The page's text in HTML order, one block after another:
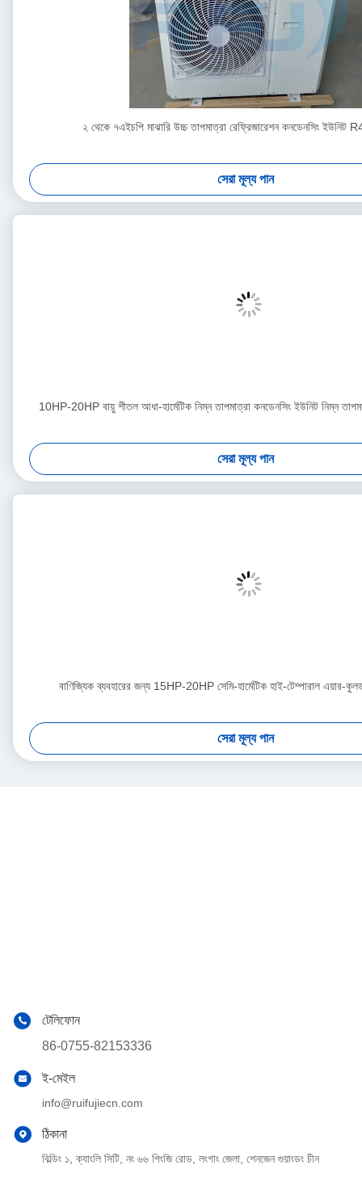
২ থেকে ৭এইচপি মাঝারি উচ্চ তাপমাত্রা রেফ্রিজারেশন কনডেনসিং
সেরা মূল্য পান
10HP-20HP বায়ু শীতল আধা-হার্মেটিক নিম্ন তাপমাত্রা কনডেনসিং ইউনিট নিম্ন
সেরা মূল্য পান
বাণিজ্যিক ব্যবহারের জন্য 15HP-20HP সেমি-হার্মেটিক হাই-টেম্পারাল এয়ার-
সেরা মূল্য পান
টেলিফোন
86-0755-82153336
ই-মেইল
info@ruifujiecn.com
ঠিকানা
বিল্ডিং ১, ক্যাংলি সিটি, নং ৬৬ পিংজি রোড, লংগাং জেলা, শেনজেন গুয়াংডং চীন